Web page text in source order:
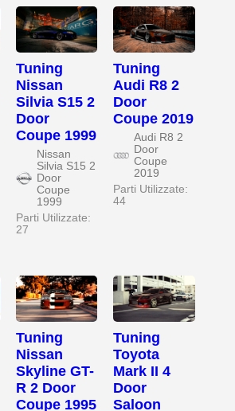
Tuning
Nissan
Silvia S15 2
Door
Coupe 1999
Nissan
Silvia S15 2
Door
Coupe
1999
Parti Utilizzate:
27
Tuning
Audi R8 2
Door
Coupe 2019
Audi R8 2
Door
Coupe
2019
Parti Utilizzate:
44
Tuning
Nissan
Skyline GT-
R 2 Door
Coupe 1995
Tuning
Toyota
Mark II 4
Door
Saloon